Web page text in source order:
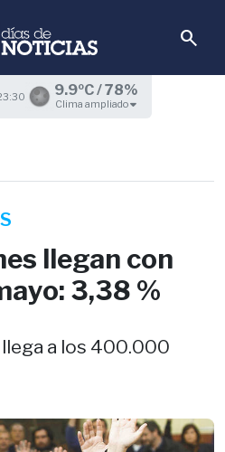
search
9.9ºC / 78%
Clima ampliado
llegan con
3,38 %
a los 400.000